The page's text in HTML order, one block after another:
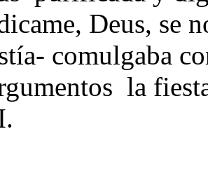
Deus, se
comulgaba
la